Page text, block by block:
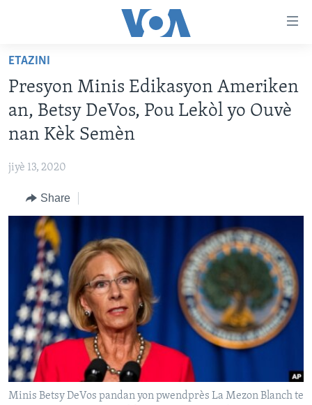
Skip
main
content
to
main
Navigation
to
Search
LÈZETAZINI
AMERIK LATIN
VIDEO
FLASHPOINT IKRÈN
Learning English
SUIV NOU
Languages
ETAZINI
Presyon Minis Edikasyon Ameriken
an, Betsy DeVos, Pou Lekòl yo Ouvè
nan Kèk Semèn
jiyè 13, 2020
Share
Minis Betsy DeVos pandan yon pwendprès La Mezon Blanch te